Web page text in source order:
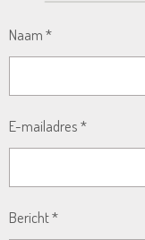
Naam *
E-mailadres *
Bericht *